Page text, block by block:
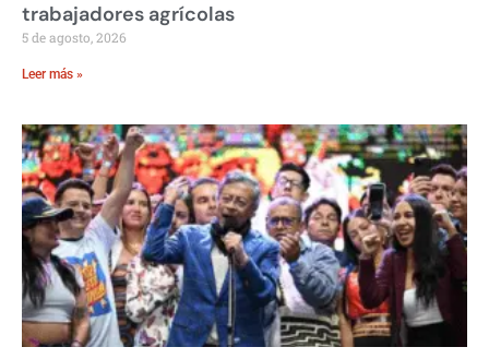
trabajadores agrícolas
5 de agosto, 2026
Leer más »